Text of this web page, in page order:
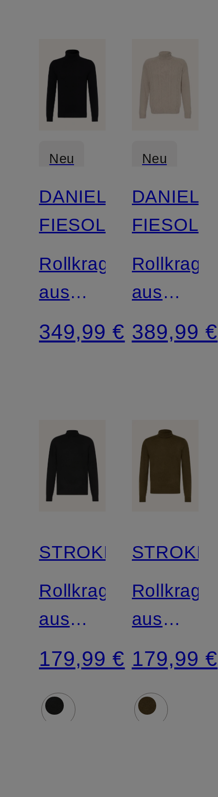
Neu
DANIELE
FIESOLI
Rollkragenpullover
aus
Cashmere
349,99 €
Neu
DANIELE
FIESOLI
aus
389,99 €
STROKESMAN'S
Rollkragenpullover
aus
Cashmere
179,99 €
aus
179,99 €